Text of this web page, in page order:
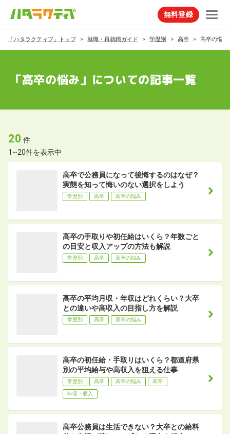
無料登録
「ハタラクティブ」トップ 就職・再就職ガイド 学歴別 高卒 高卒の悩み
「高卒の悩み」についての記事一覧
20 件
1~20件を表示中
高卒で公務員になって後悔するのはなぜ？
実態を知って悔いのない選択をしよう
学歴別 高卒 高卒の悩み
高卒の手取りや初任給はいくら？年数ごと
の目安と収入アップの方法も解説
学歴別 高卒 高卒の悩み
高卒の平均月収・年収はどれくらい？大卒
との違いや高収入の目指し方を解説
学歴別 高卒 高卒の悩み
高卒の初任給・手取りはいくら？都道府県
別の平均給与や高収入を狙える仕事
学歴別 高卒 高卒の悩み 高卒
年収・収入
高卒公務員は生活できない？大卒との給料